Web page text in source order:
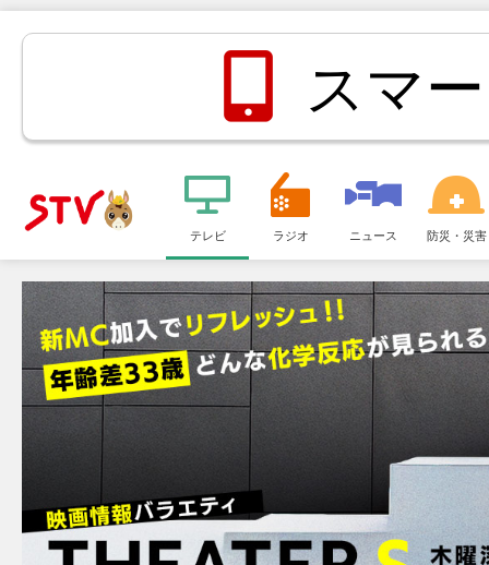
ＳＴＶ札
幌テレビ
スマ
メ
ュ
ー
テレビ ラジオ ニュース 防災・災害